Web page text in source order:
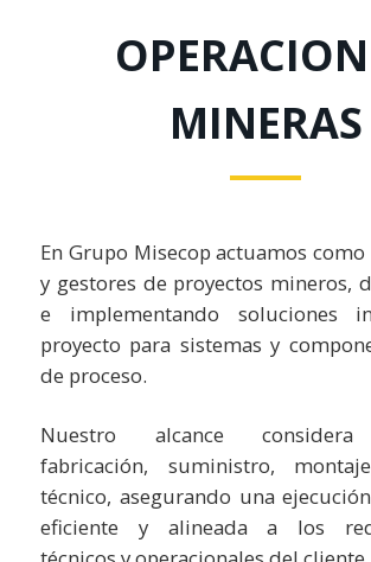
MINERAS
En Grupo Misecop actuamos
y gestores de proyectos mineros,
e implementando soluciones
proyecto para sistemas y
de proceso.
Nuestro alcance considera
fabricación, suministro,
técnico, asegurando una
eficiente y alineada a los